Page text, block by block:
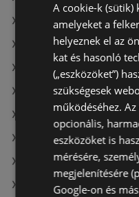
A(z) Vianni ajánlatai
A(z) Douglas ajánlatai
A(z) Benu
A(z) Oriflame
A(z) Vianni aktuális
A(z) Pingvin Patika
A(z) goods market
A(z) PatikaPlus
A cookie-k (sütik)
amelyeket a
helyeznek el az
kat és hasonló
(„eszközöket”)
szükségesek
működéséhez.
opcionális,
eszközöket is
mérésére,
megjelenítésére
Google-on és